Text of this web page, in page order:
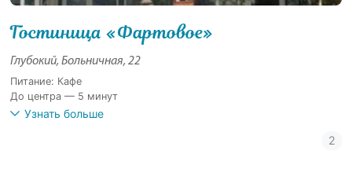
Гостиница «Фартовое»
Глубокий, Больничная, 22
Питание: Кафе
До центра — 5 минут
Узнать больше